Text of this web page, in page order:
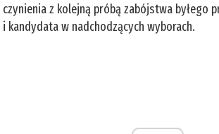
czynienia z kolejną próbą zabójstwa byłego
i kandydata w nadchodzących wyborach.